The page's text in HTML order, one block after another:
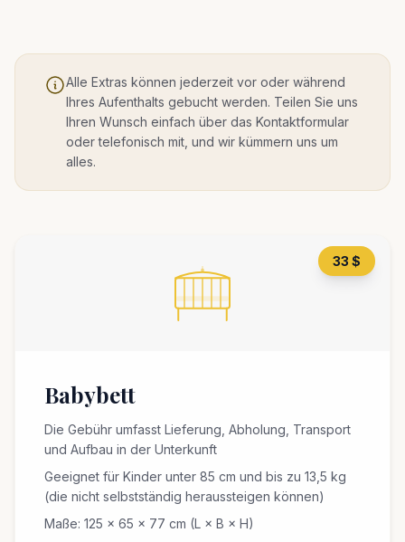
Alle Extras können jederzeit vor oder während
Ihres Aufenthalts gebucht werden. Teilen Sie uns
Ihren Wunsch einfach über das Kontaktformular
oder telefonisch mit, und wir kümmern uns um
alles.
33 $
Babybett
Die Gebühr umfasst Lieferung, Abholung, Transport
und Aufbau in der Unterkunft
Geeignet für Kinder unter 85 cm und bis zu 13,5 kg
(die nicht selbstständig heraussteigen können)
Maße: 125 × 65 × 77 cm (L × B × H)